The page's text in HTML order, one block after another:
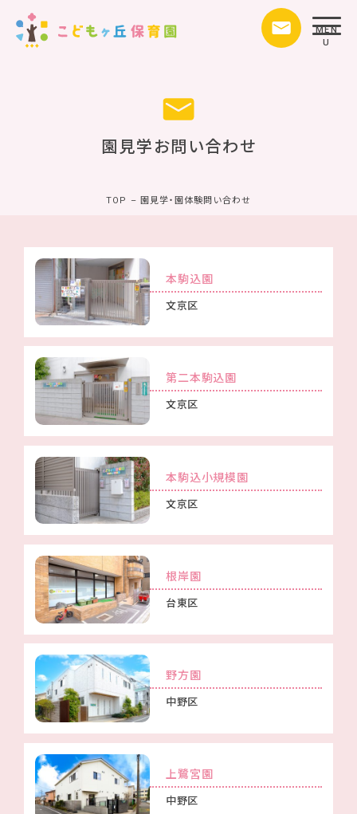
MEN
U
園見学お問い合わせ
TOP – 園見学・園体験問い合わせ
本駒込園
文京区
第二本駒込園
文京区
本駒込小規模園
文京区
根岸園
台東区
野方園
中野区
上鷺宮園
中野区